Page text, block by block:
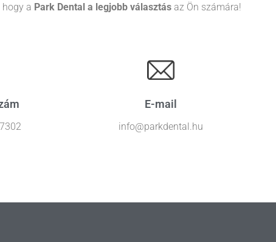
a Park Dental a legjobb választás az Ön számára!
E-mail
info@parkdental.hu